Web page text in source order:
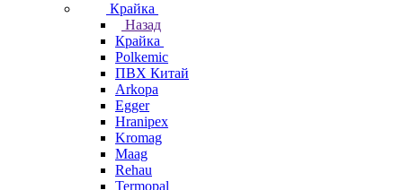
Крайка
Назад
Крайка
Polkemic
ПВХ Китай
Arkopa
Egger
Hranipex
Kromag
Maag
Rehau
Termopal